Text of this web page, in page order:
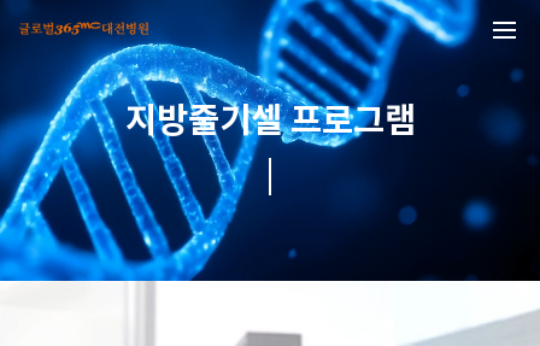
지방줄기셀 프로그램